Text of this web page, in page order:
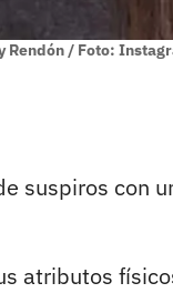
Rendón / Foto:
suspiros con
atributos